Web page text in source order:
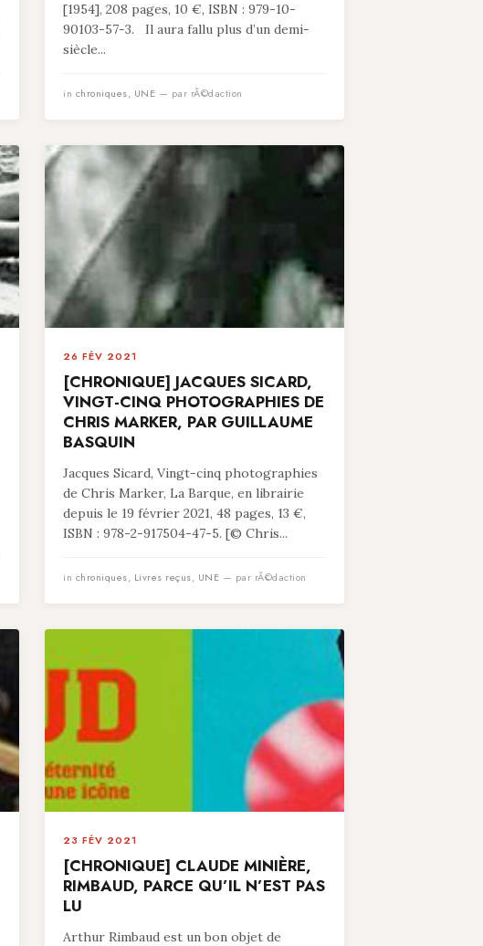
[1954], 208 pages, 10 €, ISBN : 979-10-
90103-57-3. Il aura fallu plus d’un demi-
siècle...
in chroniques, UNE — par rÃ©daction
26 FÉV 2021
[CHRONIQUE] JACQUES SICARD,
VINGT-CINQ PHOTOGRAPHIES DE
CHRIS MARKER, PAR GUILLAUME
BASQUIN
Jacques Sicard, Vingt-cinq photographies
de Chris Marker, La Barque, en librairie
depuis le 19 février 2021, 48 pages, 13 €,
ISBN : 978-2-917504-47-5. [© Chris...
in chroniques, Livres reçus, UNE — par rÃ©daction
23 FÉV 2021
[CHRONIQUE] CLAUDE MINIÈRE,
RIMBAUD, PARCE QU’IL N’EST PAS
LU
Arthur Rimbaud est un bon objet de